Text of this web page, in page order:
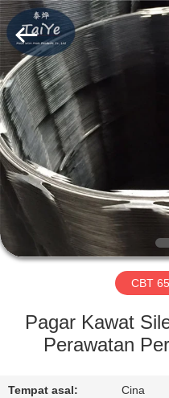
RUMAH
PRODUK
TENTANG
KAMI
TUR
KONTROL
Taiye
Metal
Wire
Mesh
Products
Co.,Ltd.
Rights
Reserved.
CBT
Pagar Kawat
Perawatan
Tempat asal: Cina